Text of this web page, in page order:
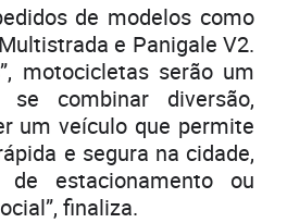
de modelos como
e Panigale V2.
motocicletas serão um
combinar diversão,
um veículo que permite
e segura na cidade,
de estacionamento ou
finaliza.